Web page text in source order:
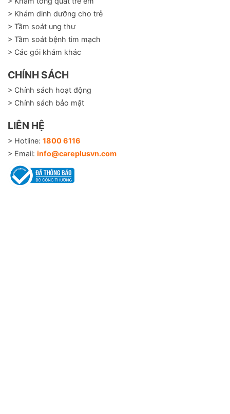
> Khám dinh dưỡng cho trẻ
> Tầm soát ung thư
> Tầm soát bệnh tim mạch
> Các gói khám khác
CHÍNH SÁCH
> Chính sách hoạt động
> Chính sách bảo mật
LIÊN HỆ
> Hotline: 1800 6116
> Email: info@careplusvn.com